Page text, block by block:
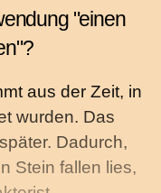
"einen
aus der Zeit, in
wurden. Das
Dadurch,
Stein fallen lies,